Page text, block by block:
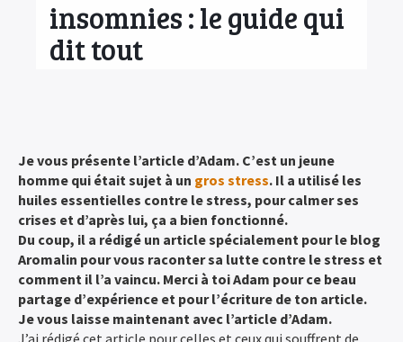
insomnies : le guide qui
dit tout
Je vous présente l’article d’Adam. C’est un jeune
homme qui était sujet à un gros stress. Il a utilisé les
huiles essentielles contre le stress, pour calmer ses
crises et d’après lui, ça a bien fonctionné.
Du coup, il a rédigé un article spécialement pour le blog
Aromalin pour vous raconter sa lutte contre le stress et
comment il l’a vaincu. Merci à toi Adam pour ce beau
partage d’expérience et pour l’écriture de ton article.
Je vous laisse maintenant avec l’article d’Adam.
J’ai rédigé cet article pour celles et ceux qui souffrent de